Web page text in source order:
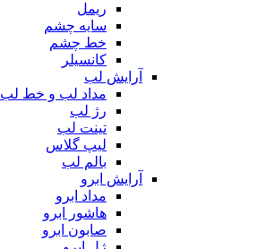
ریمل
سایه چشم
خط چشم
کانسیلر
آرایش لب
مداد لب و خط لب
رژ لب
تینت لب
لیپ گلاس
بالم لب
آرایش ابرو
مداد ابرو
هاشور ابرو
صابون ابرو